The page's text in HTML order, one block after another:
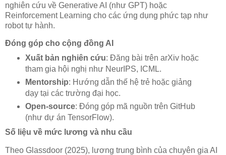
nghiên cứu về Generative AI (như GPT) hoặc
Reinforcement Learning cho các ứng dụng phức tạp như
robot tự hành.
Đóng góp cho cộng đồng AI
Xuất bản nghiên cứu: Đăng bài trên arXiv hoặc
tham gia hội nghị như NeurIPS, ICML.
Mentorship: Hướng dẫn thế hệ trẻ hoặc giảng
dạy tại các trường đại học.
Open-source: Đóng góp mã nguồn trên GitHub
(như dự án TensorFlow).
Số liệu về mức lương và nhu cầu
Theo Glassdoor (2025), lương trung bình của chuyên gia AI